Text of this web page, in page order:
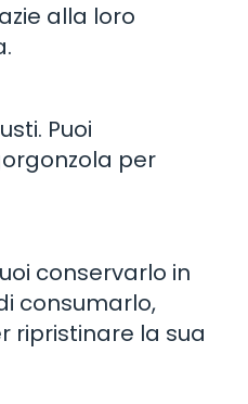
alla loro
Puoi
per
conservarlo in
consumarlo,
ripristinare la sua